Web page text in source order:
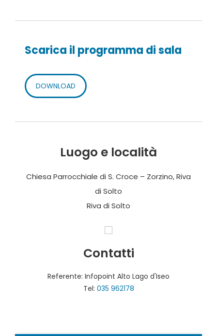
Scarica il programma di sala
DOWNLOAD
Luogo e località
Chiesa Parrocchiale di S. Croce – Zorzino, Riva
di Solto
Riva di Solto
Contatti
Referente: Infopoint Alto Lago d'Iseo
Tel: 035 962178